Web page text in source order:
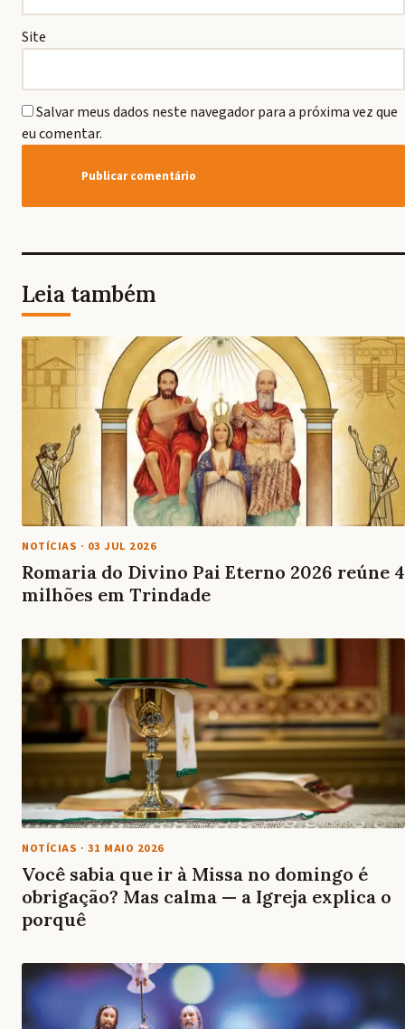
Site
Salvar meus dados neste navegador para a próxima vez que
eu comentar.
Leia também
NOTÍCIAS · 03 JUL 2026
Romaria do Divino Pai Eterno 2026 reúne 4
milhões em Trindade
NOTÍCIAS · 31 MAIO 2026
Você sabia que ir à Missa no domingo é
obrigação? Mas calma — a Igreja explica o
porquê